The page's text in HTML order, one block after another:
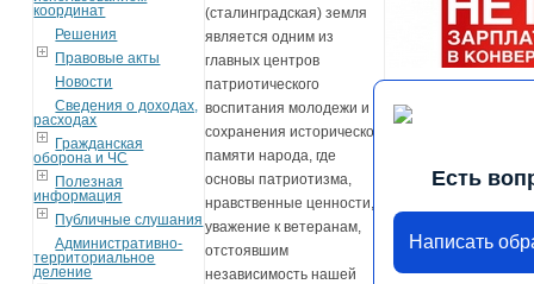
координат
Решения
Правовые акты
Новости
Сведения о доходах,
расходах
Гражданская
оборона и ЧС
Полезная
информация
Публичные слушания
Административно-
территориальное
деление
(сталинградская) земля
является одним из
главных центров
патриотического
воспитания молодежи и
сохранения исторической
памяти народа, где
основы патриотизма,
нравственные ценности,
уважение к ветеранам,
отстоявшим
независимость нашей
Есть
Написать